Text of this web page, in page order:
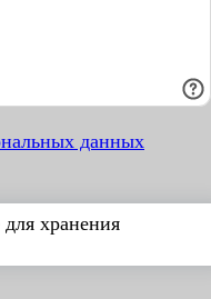
данных
хранения